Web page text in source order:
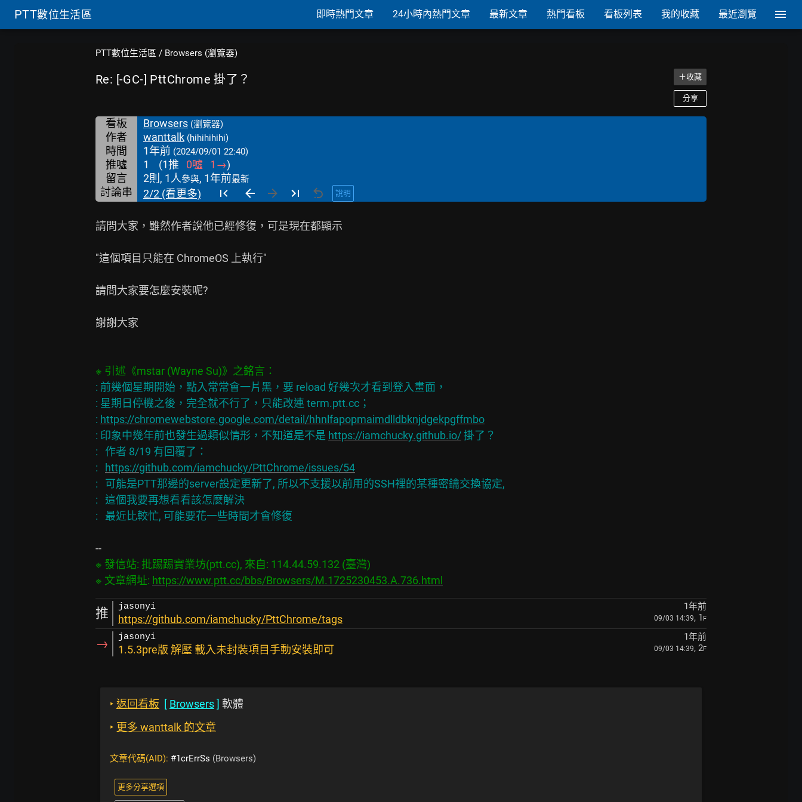
PTT數位生活區 即時熱門文章 24小時內熱門文章 最新文章 熱門看板 看板列表 我的收藏 最近瀏覽
PTT數位生活區 / Browsers (瀏覽器)
Re: [-GC-] PttChrome 掛了？ ＋收藏
分享
看板 Browsers (瀏覽器)
作者 wanttalk (hihihihihi)
時間 1年前 (2024/09/01 22:40)
推噓 1 (1推 0噓 1 →)
留言
2則, 1人參與, 1年前最新
討論串 2/2 (看更多) 說明
請問大家，雖然作者說他已經修復，可是現在都顯示
"這個項目只能在 ChromeOS 上執行"
請問大家要怎麼安裝呢?
謝謝大家
: 前幾個星期開始，點入常常會一片黑，要 reload 好幾次才看到登入畫面，
: 星期日停機之後，完全就不行了，只能改連 term.ptt.cc；
: https://chromewebstore.google.com/detail/hhnlfapopmaimdlldbknjdgekpgffmbo
: 印象中幾年前也發生過類似情形，不知道是不是 https://iamchucky.github.io/ 掛了？
:   作者 8/19 有回覆了：
:
https://github.com/iamchucky/PttChrome/issues/54
:   可能是PTT那邊的server設定更新了, 所以不支援以前用的SSH裡的某種密鑰交換協定,
:   這個我要再想看看該怎麼解決
※ 發信站: 批踢踢實業坊(ptt.cc), 來自: 114.44.59.132 (臺灣)
※ 文章網址: https://www.ptt.cc/bbs/Browsers/M.1725230453.A.736.html
推 jasonyi 1年前
https://github.com/iamchucky/PttChrome/tags 09/03 14:39, 1 F
→ jasonyi 1年前
1.5.3pre版 解壓 載入未封裝項目手動安裝即可 09/03 14:39, 2F
‣ 返回看板 [ Browsers] 軟體
‣ 更多 wanttalk 的文章
文章代碼(AID): #1crErrSs (Browsers)
更多分享選項